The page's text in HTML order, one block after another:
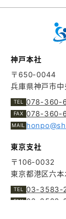
神戸本社
〒650-0044
兵庫県神戸市
078-360-
078-360-
東京支社
〒106-0032
東京都港区六
03-3583-
03-3583-